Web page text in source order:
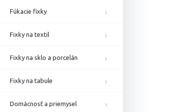
Fúkacie fixky
Fixky na textil
Fixky na sklo a porcelán
Fixky na tabule
Domácnosť a priemysel